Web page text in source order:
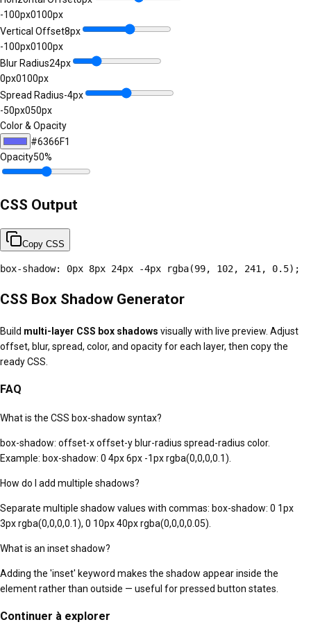
-100px0100px
Vertical Offset8px
-100px0100px
Blur Radius24px
0px0100px
Spread Radius-4px
-50px050px
Color & Opacity
#6366F1
Opacity50%
CSS Output
Copy CSS
box-shadow: 0px 8px 24px -4px rgba(99, 102, 241, 0.5);
CSS Box Shadow Generator
Build multi-layer CSS box shadows visually with live preview. Adjust
offset, blur, spread, color, and opacity for each layer, then copy the
ready CSS.
FAQ
What is the CSS box-shadow syntax?
box-shadow: offset-x offset-y blur-radius spread-radius color.
Example: box-shadow: 0 4px 6px -1px rgba(0,0,0,0.1).
How do I add multiple shadows?
Separate multiple shadow values with commas: box-shadow: 0 1px
3px rgba(0,0,0,0.1), 0 10px 40px rgba(0,0,0,0.05).
What is an inset shadow?
Adding the 'inset' keyword makes the shadow appear inside the
element rather than outside — useful for pressed button states.
Continuer à explorer